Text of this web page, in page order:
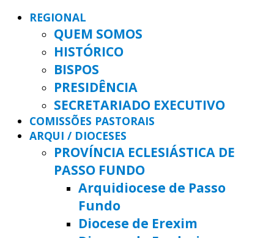
REGIONAL
QUEM SOMOS
HISTÓRICO
BISPOS
PRESIDÊNCIA
SECRETARIADO EXECUTIVO
COMISSÕES PASTORAIS
ARQUI / DIOCESES
PROVÍNCIA ECLESIÁSTICA DE
PASSO FUNDO
Arquidiocese de Passo
Fundo
Diocese de Erexim